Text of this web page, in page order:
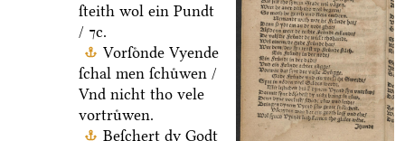
ſteith wol ein Pundt
/ ⁊c.
Vorſoͤnde Vyende
ſchal men ſchuͤwen /
Vnd nicht tho vele
vortruͤwen.
Beſchert dy Godt